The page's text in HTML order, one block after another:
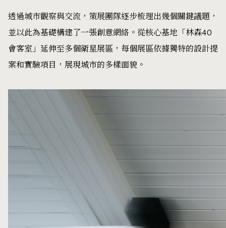
透過城市觀察與交流，策展團隊逐步梳理出幾個關鍵議題，
並以此為基礎構建了一張創意網絡。從核心基地「林森40
會客室」延伸至多個衛星展區，每個展區依據獨特的設計提
案和實驗項目，展現城市的多樣面貌。